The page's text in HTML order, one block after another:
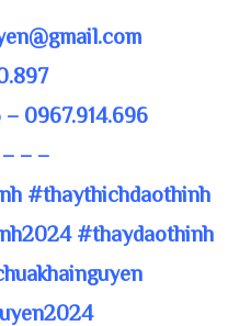
– 0967.914.696
– –
#thaythichdaothinh
#thaydaothinh